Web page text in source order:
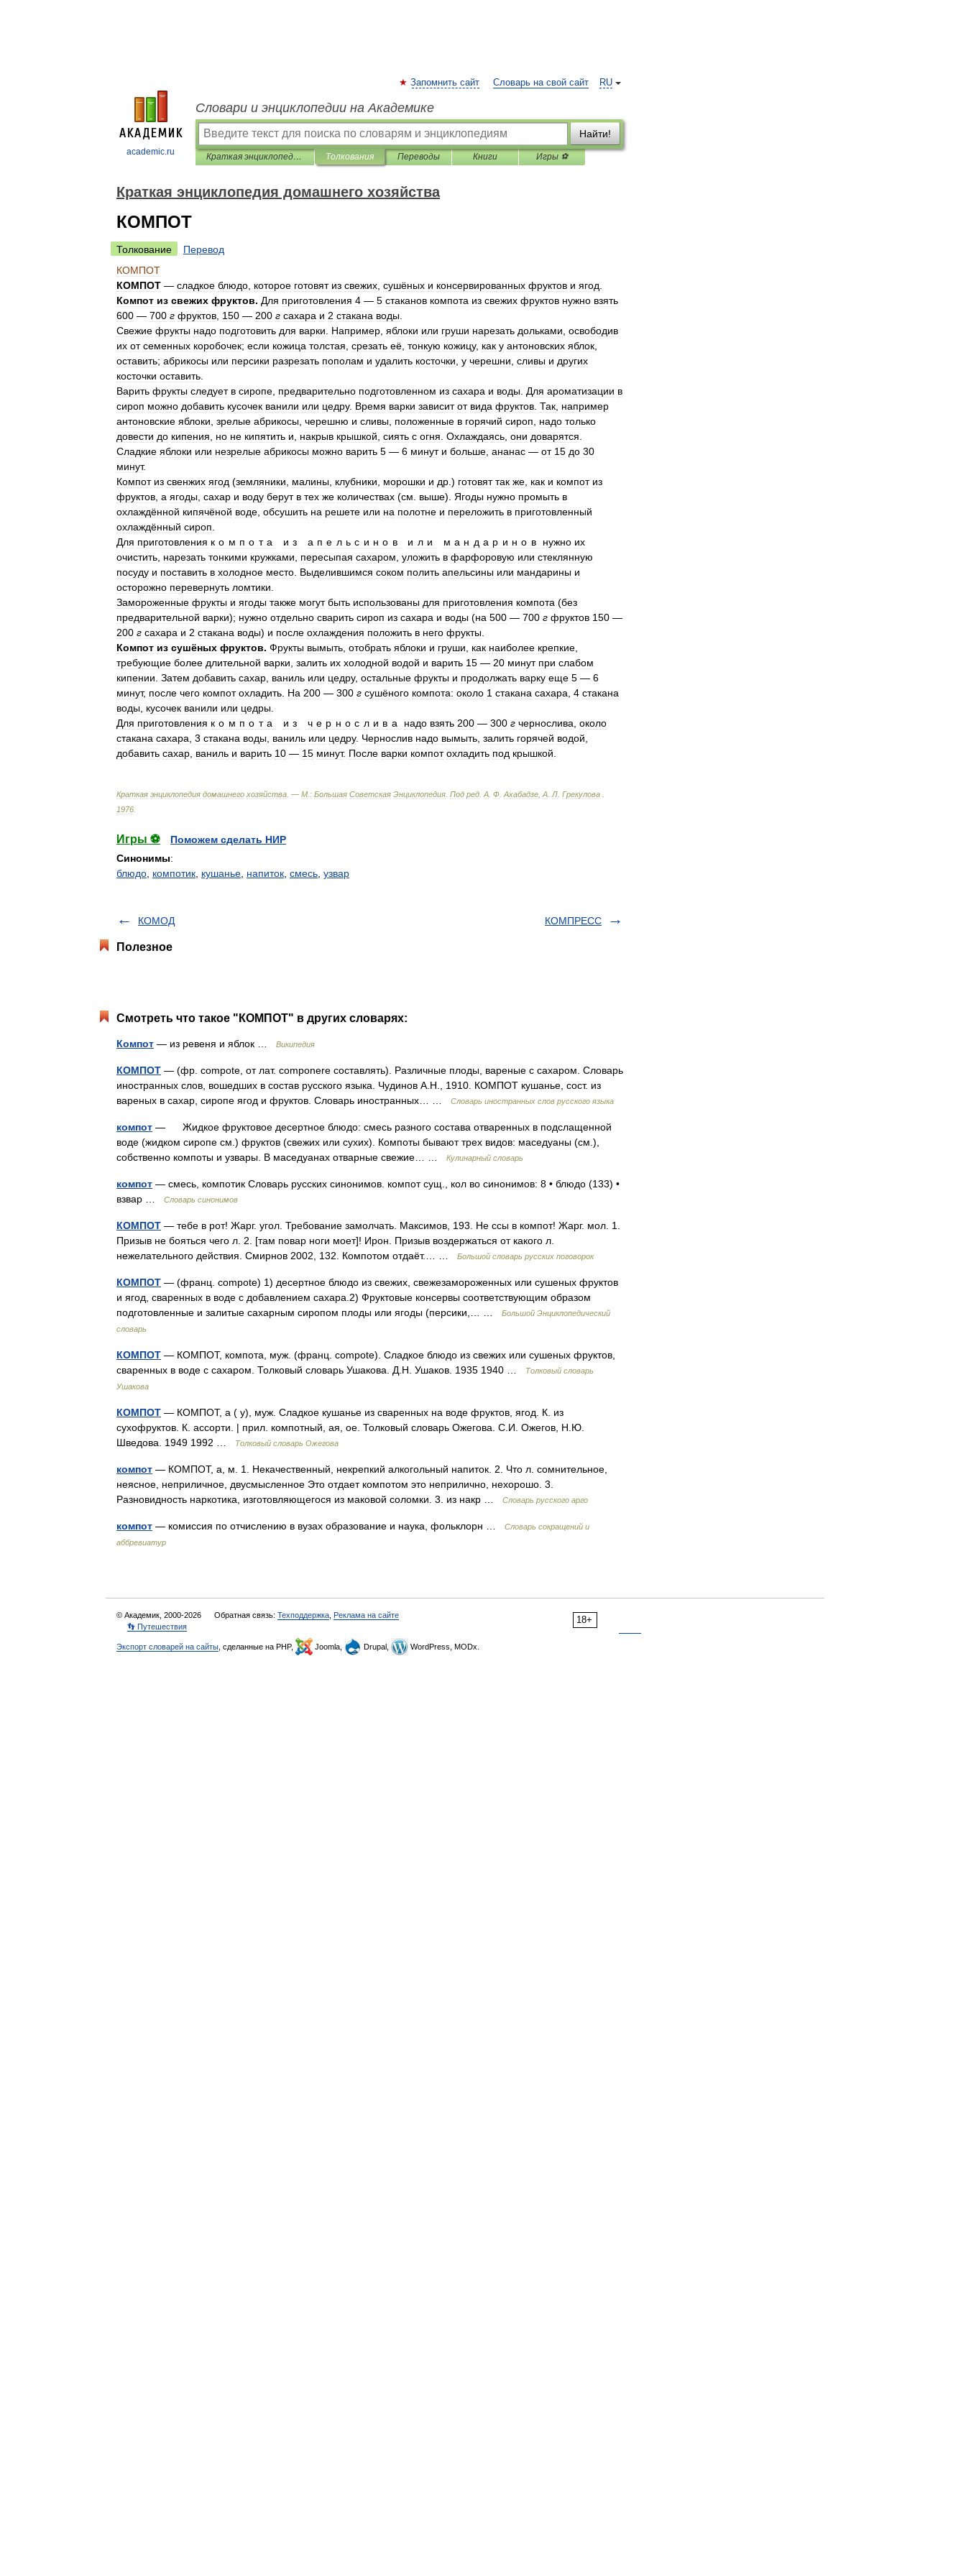
academic.ru
RU
Запомнить сайт Словарь на свой сайт
Словари и энциклопедии на Академике
Найти!
Краткая энциклопедия домашнего хозяйства Толкования Переводы Книги Игры ⚽
Краткая энциклопедия домашнего хозяйства
КОМПОТ
Толкование
Перевод
КОМПОТ
КОМПОТ — сладкое блюдо которое готовят из свежих сушёных и консервированных фруктов и ягод
Компот из свежих фруктов. Для приготовления 4 — 5 стаканов компота из свежих фруктов нужно взять
600 — 700 г фруктов 150 — 200 г сахара и 2 стакана воды
Свежие фрукты надо подготовить для варки Например яблоки или груши нарезать дольками освободив
их от семенных коробочек; если кожица толстая срезать её тонкую кожицу, как у антоновских яблок
оставить; абрикосы или персики разрезать пополам и удалить косточки у черешни сливы и других
косточки оставить
Варить фрукты следует в сиропе предварительно подготовленном из сахара и воды Для ароматизации в
сироп можно добавить кусочек ванили или цедру. Время варки зависит от вида фруктов Так например
антоновские яблоки зрелые абрикосы черешню и сливы положенные в горячий сироп надо только
довести до кипения но не кипятить и накрыв крышкой сиять с огня Охлаждаясь они доварятся
Сладкие яблоки или незрелые абрикосы можно варить 5 — 6 минут и больше ананас — от 15 до 30
минут.
Компот из свенжих ягод (земляники малины клубники морошки и др .) готовят так же как и компот из
фруктов а ягоды сахар и воду берут в тех же количествах (см выше). Ягоды нужно промыть в
охлаждённой кипячёной воде обсушить на решете или на полотне и переложить в приготовленный
охлаждённый сироп
Для приготовления компота из апельсинов или мандаринов нужно их
очистить нарезать тонкими кружками пересыпая сахаром уложить в фарфоровую или стеклянную
посуду и поставить в холодное место Выделившимся соком полить апельсины или мандарины и
осторожно перевернуть ломтики
Замороженные фрукты и ягоды также могут быть использованы для приготовления компота (без
предварительной варки); нужно отдельно сварить сироп из сахара и воды (на 500 — 700 г фруктов 150 —
200 г сахара и 2 стакана воды) и после охлаждения положить в него фрукты
Компот из сушёных фруктов. Фрукты вымыть отобрать яблоки и груши как наиболее крепкие
требующие более длительной варки залить их холодной водой и варить 15 — 20 минут при слабом
кипении Затем добавить сахар ваниль или цедру, остальные фрукты и продолжать варку еще 5 — 6
минут, после чего компот охладить На 200 — 300 г сушёного компота: около 1 стакана сахара 4 стакана
воды кусочек ванили или цедры
Для приготовления компота из чернослива надо взять 200 —300 г чернослива ,около
стакана сахара 3 стакана воды ваниль или цедру. Чернослив надо вымыть залить горячей водой
добавить сахар ваниль и варить 10 — 15 минут. После варки компот охладить под крышкой
Краткая энциклопедия домашнего хозяйства . — М : Большая Советская Энциклопедия Под ред А Ф Ахабадзе А Л Грекулова
1976
Игры ⚽
Поможем сделать НИР
Синонимы:
блюдо компотик кушанье напиток смесь узвар
КОМОД КОМПРЕСС
Полезное
Смотреть что такое "КОМПОТ" в других словарях:
Компот — из ревеня и яблок … Википедия
КОМПОТ — (фр. compote, от лат. componere составлять). Различные плоды, вареные с сахаром. Словарь
иностранных слов, вошедших в состав русского языка. Чудинов А.Н., 1910. КОМПОТ кушанье, сост. из
вареных в сахар, сиропе ягод и фруктов. Словарь иностранных… …
Словарь иностранных слов русского языка
компот — Жидкое фруктовое десертное блюдо: смесь разного состава отваренных в подслащенной
воде (жидком сиропе см.) фруктов (свежих или сухих). Компоты бывают трех видов: маседуаны (см.),
собственно компоты и узвары. В маседуанах отварные свежие… …
Кулинарный словарь
компот — смесь, компотик Словарь русских синонимов. компот сущ., кол во синонимов: 8 • блюдо (133) •
взвар …
Словарь синонимов
КОМПОТ — тебе в рот! Жарг. угол. Требование замолчать. Максимов, 193. Не ссы в компот! Жарг. мол. 1.
Призыв не бояться чего л. 2. [там повар ноги моет]! Ирон. Призыв воздержаться от какого л.
нежелательного действия. Смирнов 2002, 132. Компотом отдаёт.… …
Большой словарь русских поговорок
КОМПОТ — (франц. compote) 1) десертное блюдо из свежих, свежезамороженных или сушеных фруктов
и ягод, сваренных в воде с добавлением сахара.2) Фруктовые консервы соответствующим образом
подготовленные и залитые сахарным сиропом плоды или ягоды (персики,… …
Большой Энциклопедический
словарь
КОМПОТ — КОМПОТ, компота, муж. (франц. compote). Сладкое блюдо из свежих или сушеных фруктов,
сваренных в воде с сахаром. Толковый словарь Ушакова. Д.Н. Ушаков. 1935 1940 …
Толковый словарь
Ушакова
КОМПОТ — КОМПОТ, а ( у), муж. Сладкое кушанье из сваренных на воде фруктов, ягод. К. из
сухофруктов. К. ассорти. | прил. компотный, ая, ое. Толковый словарь Ожегова. С.И. Ожегов, Н.Ю.
Шведова. 1949 1992 …
Толковый словарь Ожегова
компот — КОМПОТ, а, м. 1. Некачественный, некрепкий алкогольный напиток. 2. Что л. сомнительное,
неясное, неприличное, двусмысленное Это отдает компотом это неприлично, нехорошо. 3.
Разновидность наркотика, изготовляющегося из маковой соломки. 3. из накр …
Словарь русского арго
компот — комиссия по отчислению в вузах образование и наука, фольклорн …
Словарь сокращений и
аббревиатур
18+
© Академик, 2000-2026 Обратная связь: Техподдержка Реклама на сайте
👣 Путешествия
Экспорт словарей на сайты , сделанные на PHP, Joomla, Drupal, WordPress, MODx.